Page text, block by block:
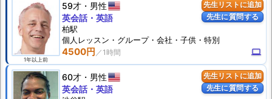
先生リストに追加
先生に質問する
1年以上前
59才 男性
4500円 computer
英会話・英語
柏駅
個人 レッスン ・グループ・会社・子供・特別
先生リストに追加
先生に質問する
60才 男性
英会話・英語